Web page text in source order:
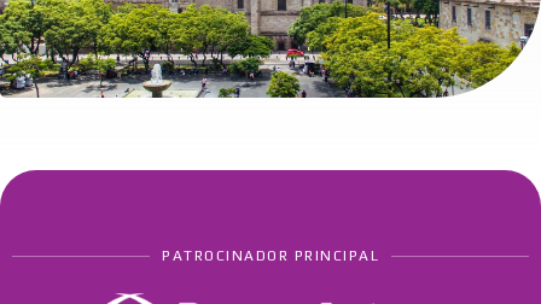
PATROCINADOR PRINCIPAL